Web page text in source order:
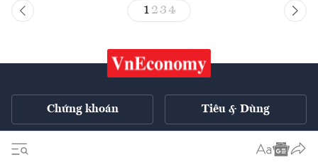
1 23 4
Chứng khoán Tiêu & Dùng